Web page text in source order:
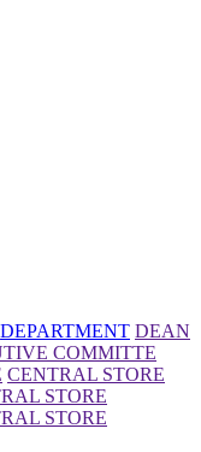
DEPARTMENT DEAN
COMMITTE
CENTRAL STORE
STORE
STORE